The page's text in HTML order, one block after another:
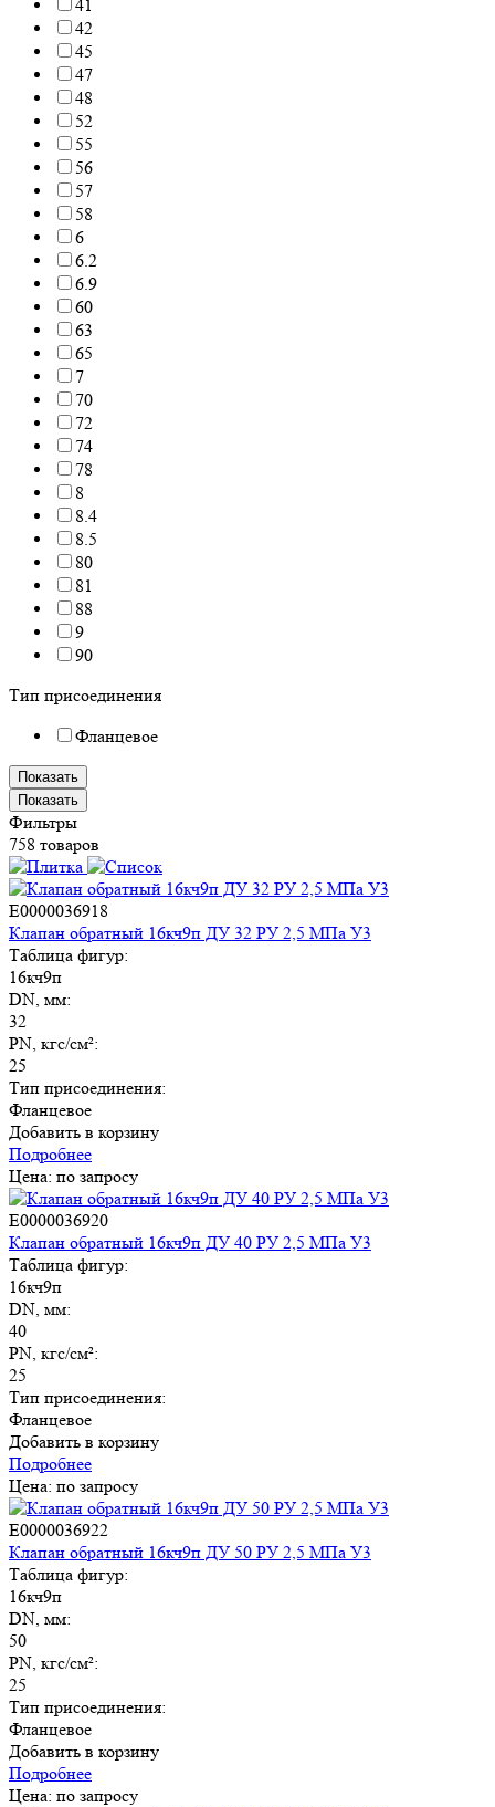
41
42
45
47
48
52
55
56
57
58
6
6.2
6.9
60
63
65
7
70
72
74
78
8
8.4
8.5
80
81
88
9
90
Тип присоединения
Фланцевое
Показать
Показать
Фильтры
758 товаров
E0000036918
Клапан обратный 16кч9п ДУ 32 РУ 2,5 МПа У3
Таблица фигур:
16кч9п
DN, мм:
32
PN, кгс/см²:
25
Тип присоединения:
Фланцевое
Добавить в корзину
Подробнее
Цена: по запросу
E0000036920
Клапан обратный 16кч9п ДУ 40 РУ 2,5 МПа У3
Таблица фигур:
16кч9п
DN, мм:
40
PN, кгс/см²:
25
Тип присоединения:
Фланцевое
Добавить в корзину
Подробнее
Цена: по запросу
E0000036922
Клапан обратный 16кч9п ДУ 50 РУ 2,5 МПа У3
Таблица фигур:
16кч9п
DN, мм:
50
PN, кгс/см²:
25
Тип присоединения:
Фланцевое
Добавить в корзину
Подробнее
Цена: по запросу